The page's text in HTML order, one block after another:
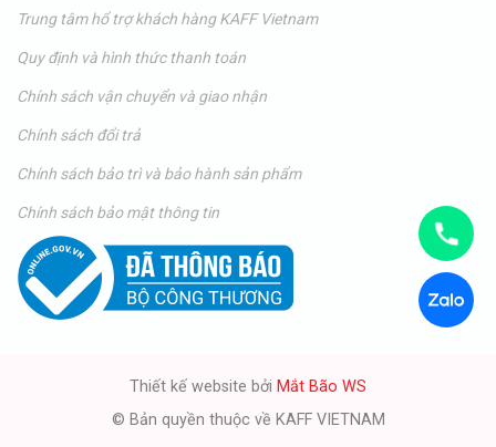
Trung tâm hổ trợ khách hàng KAFF Vietnam
Quy định và hình thức thanh toán
Chính sách vận chuyển và giao nhận
Chính sách đổi trả
Chính sách bảo trì và bảo hành sản phẩm
Chính sách bảo mật thông tin
Thiết kế website bởi Mắt Bão WS
© Bản quyền thuộc về KAFF VIETNAM